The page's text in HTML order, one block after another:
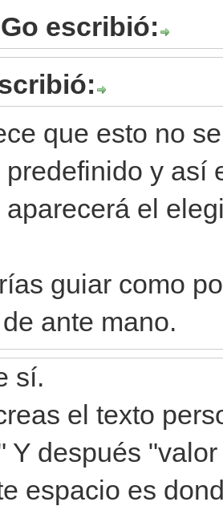
escribió:
que esto no
predefinido y así
aparecerá el
guiar como
ante mano.
sí.
el texto
Y después
espacio es